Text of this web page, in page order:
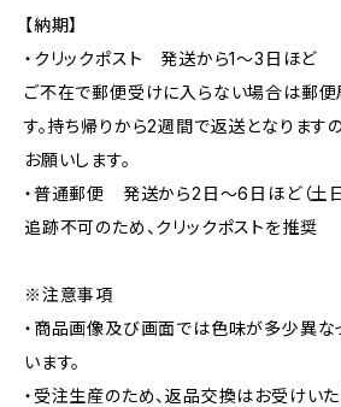
【納期】
・クリックポスト 発送から1〜3日ほど
ご不在で郵便受けに入らない場合は郵便
す。持ち帰りから2週間で返送となります
お願いします。
・普通郵便 発送から2日〜6日ほど（土日
追跡不可のため、クリックポストを推奨
※注意事項
・商品画像及び画面では色味が多少異な
います。
・受注生産のため、返品交換はお受けいた